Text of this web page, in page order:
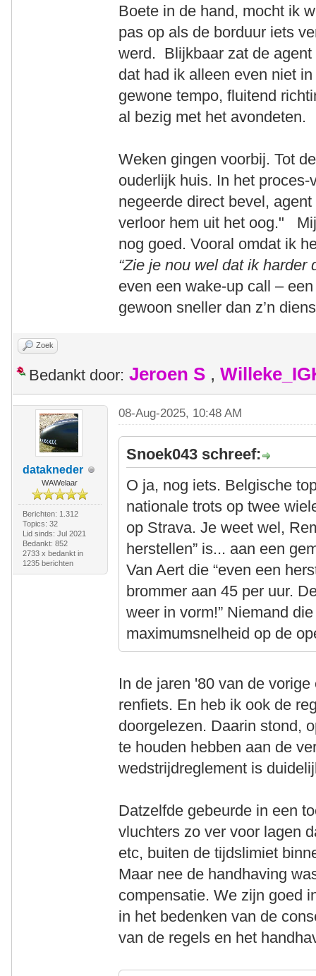
Boete in de hand, mocht ik
pas op als de borduur iets
werd. Blijkbaar zat de
dat had ik alleen even niet
gewone tempo, fluitend
al bezig met het avondeten.
Weken gingen voorbij. Tot
ouderlijk huis. In het
negeerde direct bevel,
verloor hem uit het oog."
nog goed. Vooral omdat ik
“Zie je nou wel dat ik
even een wake-up call –
gewoon sneller dan z’n
Zoek
Bedankt door: Jeroen S ,
datakneder
WAWelaar
Berichten: 1.312
Topics: 32
Lid sinds: Jul 2021
Bedankt: 852
2733 x bedankt in
1235 berichten
08-Aug-2025, 10:48 AM
Snoek043 schreef:
O ja, nog iets. Belgische
nationale trots op twee
op Strava. Je weet wel,
herstellen” is... aan een
Van Aert die “even een
brommer aan 45 per uur.
weer in vorm!” Niemand
maximumsnelheid op de
In de jaren '80 van de
renfiets. En heb ik ook de
doorgelezen. Daarin stond,
te houden hebben aan de
wedstrijdreglement is
Datzelfde gebeurde in een
vluchters zo ver voor lagen
etc, buiten de tijdslimiet
Maar nee de handhaving
compensatie. We zijn goed
in het bedenken van de
van de regels en het